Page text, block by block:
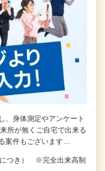
、身体測定やアンケート
所が無くご自宅で出来る
案件もございます…
つき） ※完全出来高制